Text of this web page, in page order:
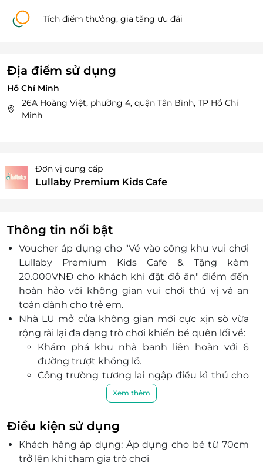
Tích điểm thưởng, gia tăng ưu đãi
Địa điểm sử dụng
Hồ Chí Minh
26A Hoàng Việt, phường 4, quận Tân Bình, TP Hồ Chí
Minh
Đơn vị cung cấp
Lullaby Premium Kids Cafe
Thông tin nổi bật
Voucher áp dụng cho "Vé vào cổng khu vui chơi
Lullaby Premium Kids Cafe & Tặng kèm
20.000VNĐ cho khách khi đặt đồ ăn"điểm đến
hoàn hảo với không gian vui chơi thú vị và an
toàn dành cho trẻ em.
Nhà LU mở cửa không gian mới cực xịn sò vừa
rộng rãi lại đa dạng trò chơi khiến bé quên lối về:
Khám phá khu nhà banh liên hoàn với 6
đường trượt khổng lồ.
Công trường tương lai ngập điều kì thú cho
các bé thỏa sức vận động.
Khám phá đại dương xanh rộng lớn cùng
ban nhạc rộn ràng, những cuộc đua kỳ thú
và khu hộp cát thổi bùng sáng tạo.
Tàu vũ trụ siêu xịn sò với 5+ khoang được
trang bị full dụng cụ cho con nhập vai vào đa
Xem thêm
Điều kiện sử dụng
Khách hàng áp dụng: Áp dụng cho bé từ 70cm
trở lên khi tham gia trò chơi